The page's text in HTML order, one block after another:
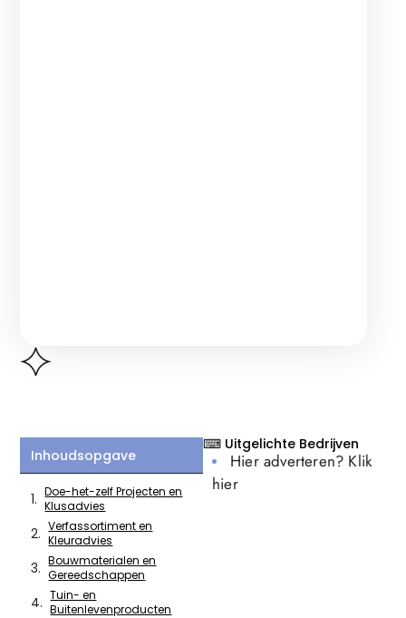
Inhoudsopgave
Doe-het-zelf Projecten en
Klusadvies
Verfassortiment en
Kleuradvies
Bouwmaterialen en
Gereedschappen
Tuin- en
Buitenlevenproducten
⌨ Uitgelichte Bedrijven
Hier adverteren? Klik
hier